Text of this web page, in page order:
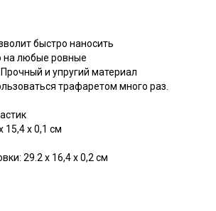
быстро наносить
любые ровные
и упругий материал
трафаретом много раз.
15,4 х 0,1 см
29.2 х 16,4 х 0,2 см